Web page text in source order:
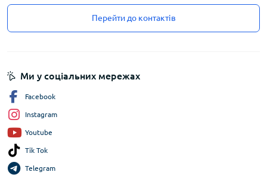
Перейти до контактів
Ми у соціальних мережах
Facebook
Instagram
Youtube
Tik Tok
Telegram